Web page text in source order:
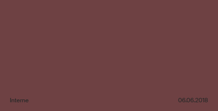
Interne 06.06.2018